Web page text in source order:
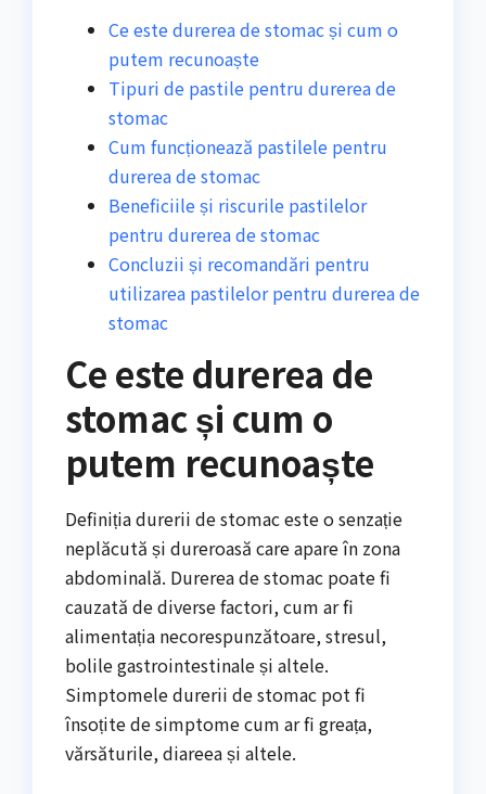
Ce este durerea de stomac și cum o
putem recunoaște
Tipuri de pastile pentru durerea de
stomac
Cum funcționează pastilele pentru
durerea de stomac
Beneficiile și riscurile pastilelor
pentru durerea de stomac
Concluzii și recomandări pentru
utilizarea pastilelor pentru durerea de
stomac
Ce este durerea de
stomac și cum o
putem recunoaște
Definiția durerii de stomac este o senzație
neplăcută și dureroasă care apare în zona
abdominală. Durerea de stomac poate fi
cauzată de diverse factori, cum ar fi
alimentația necorespunzătoare, stresul,
bolile gastrointestinale și altele.
Simptomele durerii de stomac pot fi
însoțite de simptome cum ar fi greața,
vărsăturile, diareea și altele.